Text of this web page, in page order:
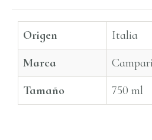
Origen
Italia
Marca
Campari
Tamaño
750 ml